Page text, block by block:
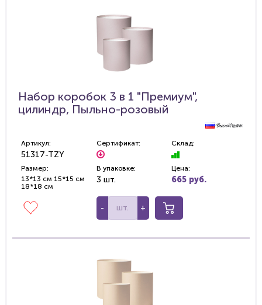
Набор коробок 3 в 1 "Премиум",
цилиндр, Пыльно-розовый
Артикул:
51317-TZY
Сертификат: Склад:
Размер:
13*13 см 15*15 см
18*18 см
В упаковке:
3 шт.
Цена:
665 руб.
- +